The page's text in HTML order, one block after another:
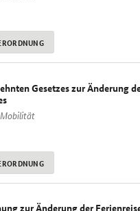
Gesetzes zur Änderung
Mobilität
zur Änderung der